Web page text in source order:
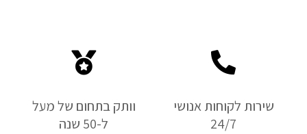
שירות לקוחות אנושי
24/7
וותק בתחום של מעל
ל-50 שנה